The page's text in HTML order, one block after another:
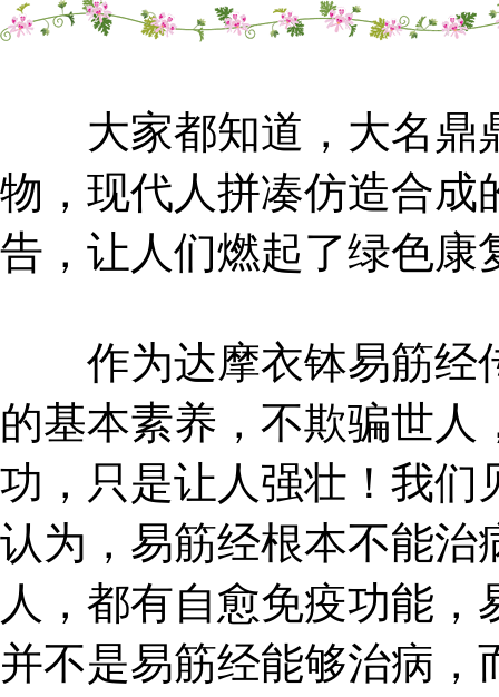
大家都知道，大名鼎
物，现代人拼凑仿造合成
告，让人们燃起了绿色康
作为达摩衣钵易筋经
的基本素养，不欺骗世
功，只是让人强壮！我们
认为，易筋经根本不能治
人，都有自愈免疫功能
并不是易筋经能够治病